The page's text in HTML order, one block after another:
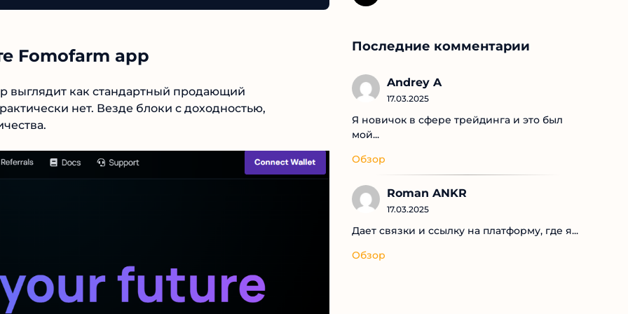
Fomofarm app
выглядит как стандартный продающий
нет. Везде блоки с доходностью,
Последние комментарии
Andrey A
17.03.2025
Я новичок в сфере трейдинга и это был
мой...
Обзор
Roman ANKR
17.03.2025
Дает связки и ссылку на платформу, где я...
Обзор